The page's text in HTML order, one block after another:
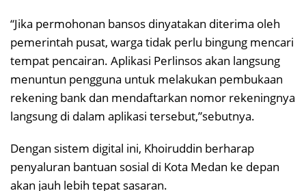
“​Jika permohonan bansos dinyatakan diterima oleh
pemerintah pusat, warga tidak perlu bingung mencari
tempat pencairan. Aplikasi Perlinsos akan langsung
menuntun pengguna untuk melakukan pembukaan
rekening bank dan mendaftarkan nomor rekeningnya
langsung di dalam aplikasi tersebut,”sebutnya.
Dengan sistem digital ini, Khoiruddin berharap
penyaluran bantuan sosial di Kota Medan ke depan
akan jauh lebih tepat sasaran.